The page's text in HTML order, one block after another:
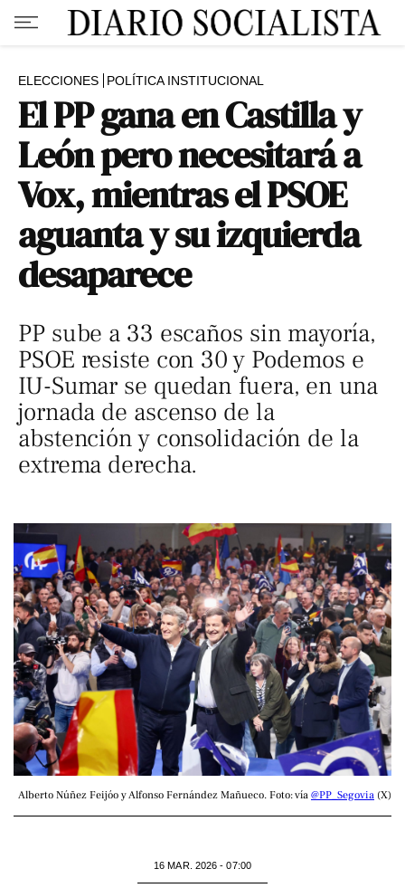
ELECCIONES POLÍTICA INSTITUCIONAL
El PP gana en Castilla y
León pero necesitará a
Vox, mientras el PSOE
aguanta y su izquierda
desaparece
PP sube a 33 escaños sin mayoría,
PSOE resiste con 30 y Podemos e
IU-Sumar se quedan fuera, en una
jornada de ascenso de la
abstención y consolidación de la
extrema derecha.
Alberto Núñez Feijóo y Alfonso Fernández Mañueco. Foto: vía @PP_Segovia (X)
16 MAR. 2026 - 07:00